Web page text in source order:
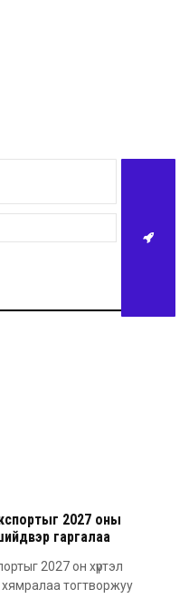
2027 оны
гаргалаа
2027 он хүртэл
тогтворжуу